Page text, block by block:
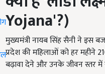
Yojana'?)
मुख्यमंत्री नायब सिंह सैनी ने इस
प्रदेश की महिलाओं को हर महीने
बढ़ावा देने और उनके जीवन स्तर